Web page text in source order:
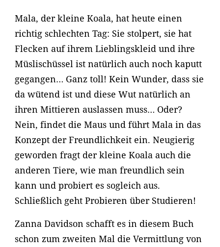
Mala, der kleine Koala, hat heute einen
richtig schlechten Tag: Sie stolpert, sie hat
Flecken auf ihrem Lieblingskleid und ihre
Müslischüssel ist natürlich auch noch kaputt
gegangen… Ganz toll! Kein Wunder, dass sie
da wütend ist und diese Wut natürlich an
ihren Mittieren auslassen muss… Oder?
Nein, findet die Maus und führt Mala in das
Konzept der Freundlichkeit ein. Neugierig
geworden fragt der kleine Koala auch die
anderen Tiere, wie man freundlich sein
kann und probiert es sogleich aus.
Schließlich geht Probieren über Studieren!
Zanna Davidson schafft es in diesem Buch
schon zum zweiten Mal die Vermittlung von